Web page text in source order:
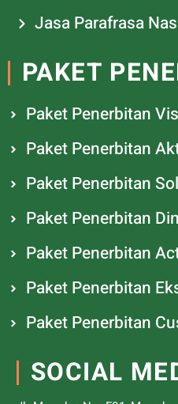
Jasa Parafrasa
PAKET
Paket Penerbitan
Paket Penerbitan
Paket Penerbitan
Paket Penerbitan
Paket Penerbitan
Paket Penerbitan
Paket Penerbitan
SOCIAL